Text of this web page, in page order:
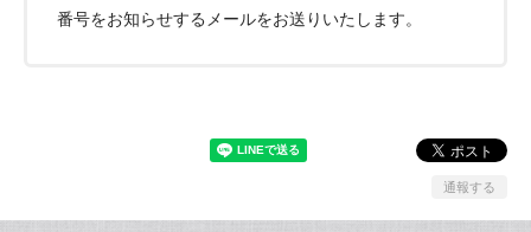
番号をお知らせするメールをお送りいたします。
通報する